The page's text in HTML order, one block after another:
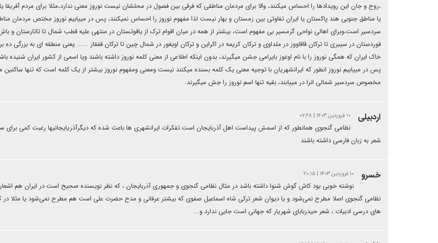
،روح و جان این رویدادها را احساس میکنند، والا برای مردمان مناطقی که فرقی بین فصول در محلشان نیست نوروز معنی ندارد،مثلا برای مردم آفریقا
یا مناطق جنوبی هند پاکستان یا ایران تفاوتی بین زمستان و بهار نیست لذا مفهوم نوروز را احساس نمیکنند، پس در مییابیم نوروز مختص مردمان
سردسیر است،وبرای اهالی نواحی گرمسیر بی مفهوم است، بیشتر از همه در میان اقوام ترک از یاقوتستان در منتهی علیه قطب شمال تا تاتارستان و
قوردستان در سیبری تا ترکان قاقاووز در ملداوی و ترکان کریمه در اکراین و ترکان اویغور در شمال چین تا ترکان قفقاز ...... یعنی منطقه ای به بزرگی ده
خاک ایران که همگی نوروز را با نام اوغوز بایرامی جشن میگیرند، بدون اینکه اطلاعی از معنی کلمه نوروز داشته باشند ویا اسمی از کشور ایران شنیده
پس در مییابیم نوروز انطور که ایرانشهریان با توجیه معنی یک کلمه بسنده میکنند نیست ومعنی ومفهوم نوروز بیشتر از یک کلمه است که تنها ساکنین
مخصوص سردسیر شمالی انرا در مییابند، بقیه تنها اسم نوروز را جش میگیرند.
اردبیلی ۱۰ فروردین ۱۴۰۳ | ۰۷:۲۸
نظامی گنجوی همانطور که‌ از اسمش پیداست اهل آذربایجان است.تفکرات ایرانشهری ها باعث شده که دیگرآذریایجانیها رغبت کمی برای
شعر به‌ زبان فارسی داشته باشند
خسرو ۱۰ فروردین ۱۴۰۳ | ۲۰:۱۵
نوشته خوبی بود کاش گوش شنوا داشته باشد در مثال نظامی گنجوی و جمهوری آذربایجان ، که نظر نویسنده صحیح است در ایران هم
نظامی گنجوی اصلا مطرح نمی‌شود و یا دیوان شعر ترکی شاه اسماعیل صفوی که بیشتر عرفانی و مدح حضرت علی است هم مطرح نمی‌شود یا مثلا در
های درسی ادبیات ، شعر حیدربابای شهریار که جهانی است جایی ندارد و...